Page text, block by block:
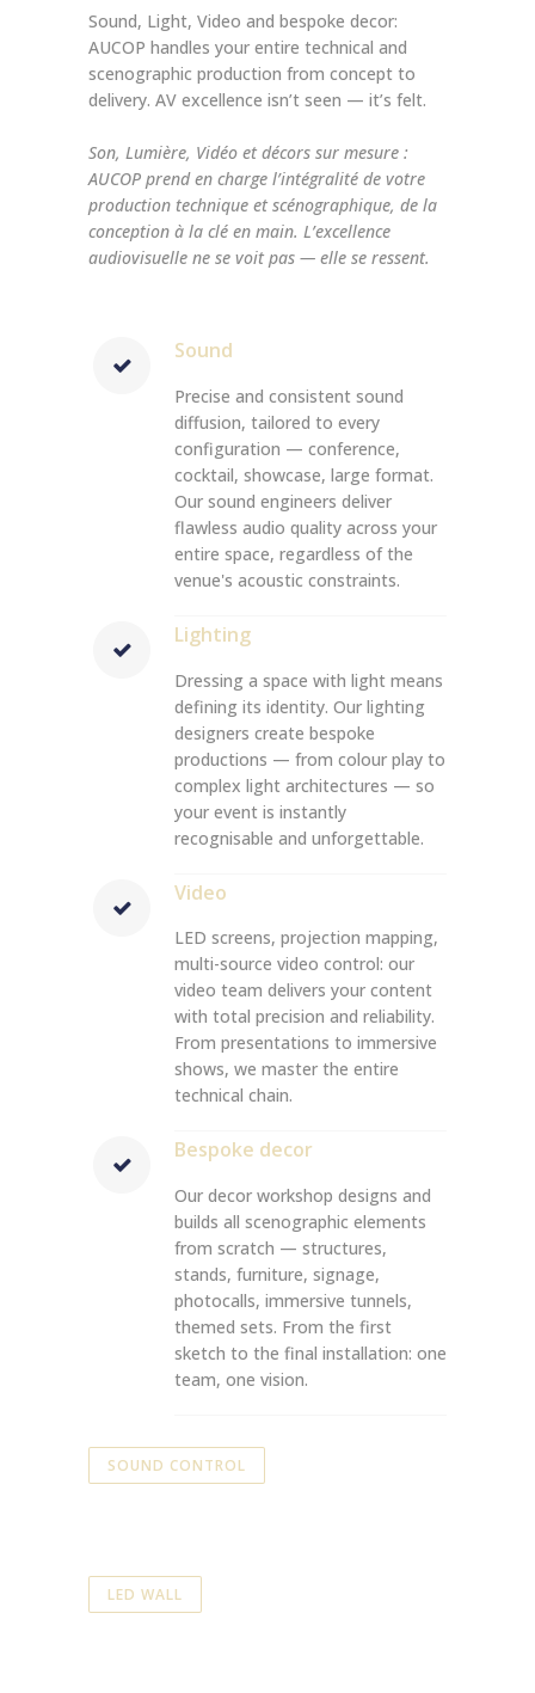
Sound, Light, Video and bespoke decor:
AUCOP handles your entire technical and
scenographic production from concept to
delivery. AV excellence isn’t seen — it’s felt.
Son, Lumière, Vidéo et décors sur mesure :
AUCOP prend en charge l’intégralité de votre
production technique et scénographique, de la
conception à la clé en main. L’excellence
audiovisuelle ne se voit pas — elle se ressent.
Sound
Precise and consistent sound
diffusion, tailored to every
configuration — conference,
cocktail, showcase, large format.
Our sound engineers deliver
flawless audio quality across your
entire space, regardless of the
venue's acoustic constraints.
Lighting
Dressing a space with light means
defining its identity. Our lighting
designers create bespoke
productions — from colour play to
complex light architectures — so
your event is instantly
recognisable and unforgettable.
Video
LED screens, projection mapping,
multi-source video control: our
video team delivers your content
with total precision and reliability.
From presentations to immersive
shows, we master the entire
technical chain.
Bespoke decor
Our decor workshop designs and
builds all scenographic elements
from scratch — structures,
stands, furniture, signage,
photocalls, immersive tunnels,
themed sets. From the first
sketch to the final installation: one
team, one vision.
SOUND CONTROL
LED WALL